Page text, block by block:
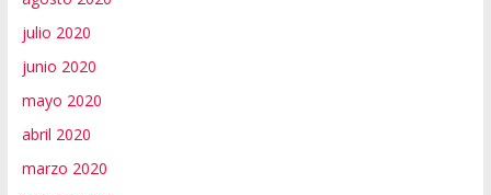
julio 2020
junio 2020
mayo 2020
abril 2020
marzo 2020